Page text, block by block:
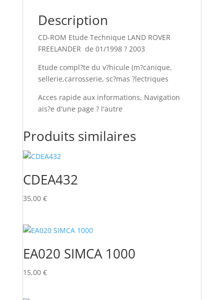
Description
CD-ROM Etude Technique LAND ROVER
FREELANDER de 01/1998 ? 2003
Etude compl?te du v?hicule (m?canique,
sellerie,carrosserie, sc?mas ?lectriques
Acces rapide aux informations, Navigation
ais?e d'une page ? l'autre
Produits similaires
CDEA432
35,00 €
EA020 SIMCA 1000
15,00 €